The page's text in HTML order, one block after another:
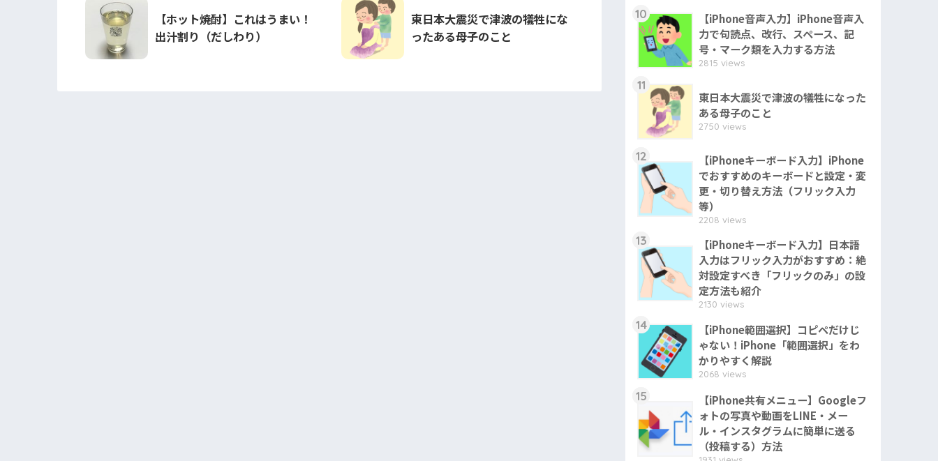
【ホット焼酎】これはうまい！
出汁割り（だしわり）
東日本大震災で津波の犠牲にな
ったある母子のこと
10
【iPhone音声入力】iPhone音声入
力で句読点、改行、スペース、記
号・マーク類を入力する方法
2815 views
11
東日本大震災で津波の犠牲になった
ある母子のこと
2750 views
12
【iPhoneキーボード入力】iPhone
でおすすめのキーボードと設定・変
更・切り替え方法（フリック入力
等）
2208 views
13
【iPhoneキーボード入力】日本語
入力はフリック入力がおすすめ：絶
対設定すべき「フリックのみ」の設
定方法も紹介
2130 views
14
【iPhone範囲選択】コピペだけじ
ゃない！iPhone「範囲選択」をわ
かりやすく解説
2068 views
15
【iPhone共有メニュー】Googleフ
ォトの写真や動画をLINE・メー
ル・インスタグラムに簡単に送る
（投稿する）方法